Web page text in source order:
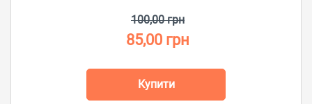
100,00 грн
85,00 грн
Купити